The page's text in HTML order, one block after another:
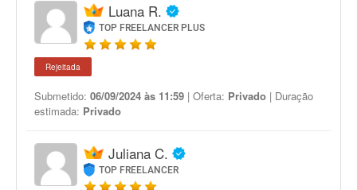
Luana R.
TOP FREELANCER PLUS
Rejeitada
Submetido: 06/09/2024 às 11:59 | Oferta: Privado | Duração
estimada: Privado
Juliana C.
TOP FREELANCER